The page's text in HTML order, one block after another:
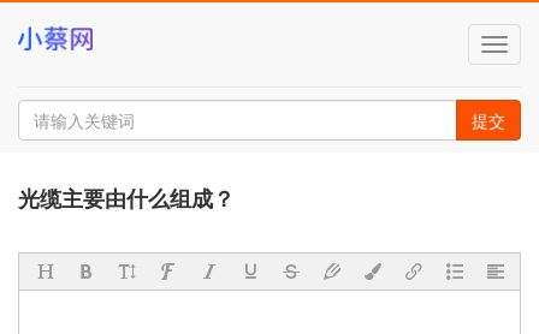
切
换
导
航
提交
光缆主要由什么组成？